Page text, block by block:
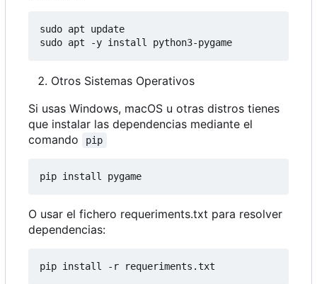
sudo apt update
Otros Sistemas Operativos
Si usas Windows, macOS u otras distros tienes
que instalar las dependencias mediante el
comando
pip
O usar el fichero requeriments.txt para resolver
dependencias: